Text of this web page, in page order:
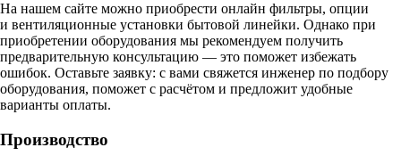
На нашем сайте можно приобрести онлайн фильтры, опции
и вентиляционные установки бытовой линейки. Однако при
приобретении оборудования мы рекомендуем получить
предварительную консультацию — это поможет избежать
ошибок. Оставьте заявку: с вами свяжется инженер по подбору
оборудования, поможет с расчётом и предложит удобные
варианты оплаты.
Производство